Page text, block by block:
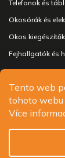
Tento web
tohoto webu
Více
Telefonok és
Okosórák és
Okos kiegészítők
Fejhallgatók és